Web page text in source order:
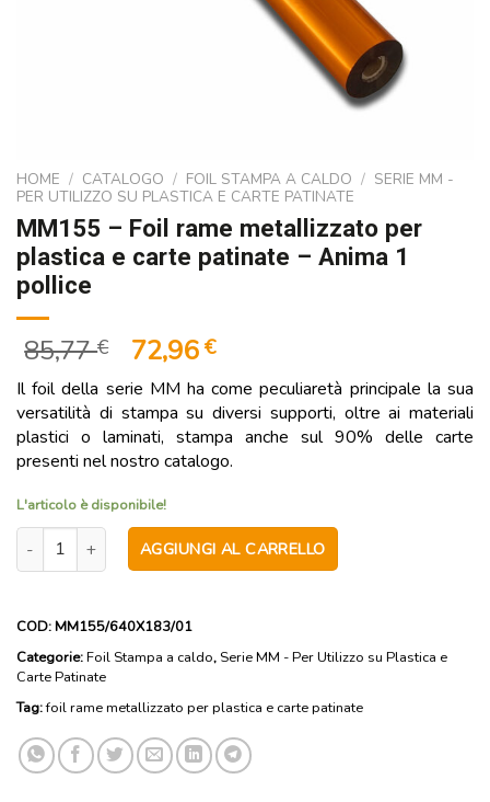
HOME / CATALOGO / FOIL STAMPA A CALDO / SERIE MM -
PER UTILIZZO SU PLASTICA E CARTE PATINATE
MM155 – Foil rame metallizzato per
plastica e carte patinate – Anima 1
pollice
85,77€ Il
prezzo
originale
era:
85,77 €.
72,96 €Il
attuale
è:
72,96 €.
Il foil della serie MM ha come peculiaretà principale la sua
versatilità di stampa su diversi supporti, oltre ai materiali
plastici o laminati, stampa anche sul 90% delle carte
presenti nel nostro catalogo.
L'articolo è disponibile!
MM155 - Foil rame metallizzato per plastica e carte patinate -
AGGIUNGI AL CARRELLO
COD:MM155/640X183/01
Categorie:Foil Stampa a caldo, Serie MM - Per Utilizzo su Plastica e
Carte Patinate
Tag:foil rame metallizzato per plastica e carte patinate